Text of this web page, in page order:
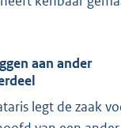
aan ander
legt de zaak